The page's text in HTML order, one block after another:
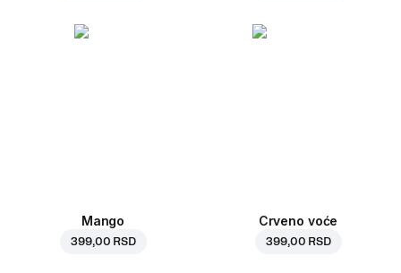
Mango
399,00 RSD
Crveno voće
399,00 RSD